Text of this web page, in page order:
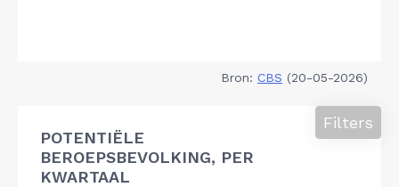
Bron: CBS (20-05-2026)
POTENTIËLE
BEROEPSBEVOLKING, PER
KWARTAAL
Filters